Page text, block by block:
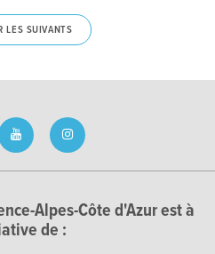
LES SUIVANTS
Alpes-Côte d'Azur est à
de :